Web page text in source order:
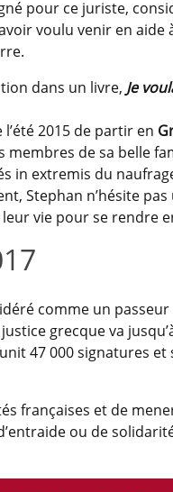
pour ce juriste,
voulu venir en aide
dans un livre, Je
2015 de partir en
membres de sa belle
in extremis du
Stephan n’hésite pas
vie pour se rendre
comme un
grecque va
47 000 signatures et
françaises et de
ou de